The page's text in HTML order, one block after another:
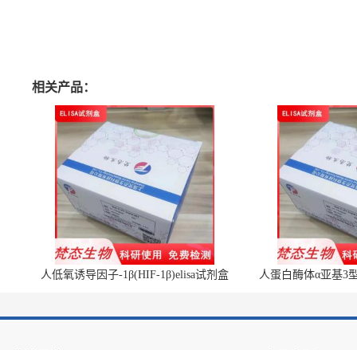
相关产品：
人低氧诱导因子-1β(HIF-1β)elisa试剂盒 人蛋白酶体α亚基3